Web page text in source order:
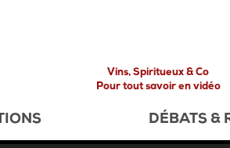
Vins, Spiritueux & Co
Pour tout savoir en vidéo
DÉBATS &